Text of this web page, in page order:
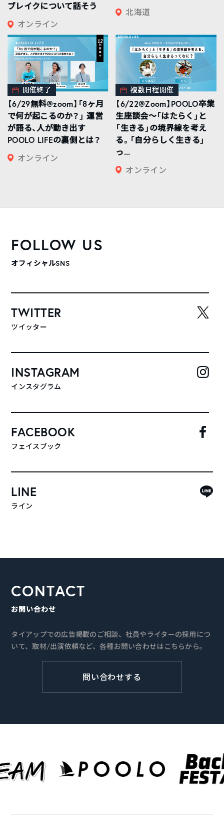
ブレイクについて話そう
オンライン
北海道
開催終了
【6/29無料@zoom】「8ヶ月
で何が起こるのか？」 運営
が語る、人が動き出す
POOLO LIFEの裏側とは？
オンライン
複数日程開催
【6/22@Zoom】POOLO卒業
生座談会〜「はたらく」と
「生きる」の境界線を考え
る。「自分らしく生きる」
っ...
オンライン
FOLLOW US
オフィシャルSNS
TWITTER
ツイッター
INSTAGRAM
インスタグラム
FACEBOOK
フェイスブック
LINE
ライン
CONTACT
お問い合わせ
タイアップでの広告掲載のご相談、社員やライターの採用につ
いて、取材/出演依頼など、各種お問い合わせはこちらから。
問い合わせする